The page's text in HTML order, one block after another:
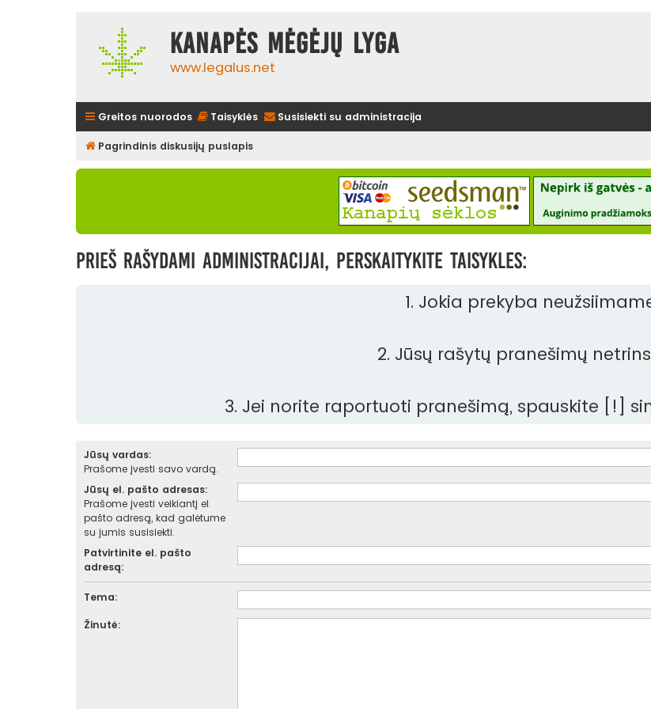
Kanapės mėgėjų lyga
www.legalus.net
Greitos nuorodos Taisyklės Susisiekti su administracija
Pagrindinis diskusijų puslapis
Prieš rašydami administracijai, perskaitykite taisykles:
1. Jokia prekyba
2. Jūsų rašytų pranešimų
3. Jei norite raportuoti pranešimą, spauskite [!]
Jūsų vardas:
Prašome įvesti savo vardą.
Jūsų el. pašto adresas:
Prašome įvesti veikiantį el.
pašto adresą, kad galėtume
su jumis susisiekti.
Patvirtinite el. pašto
adresą:
Tema:
Žinutė: